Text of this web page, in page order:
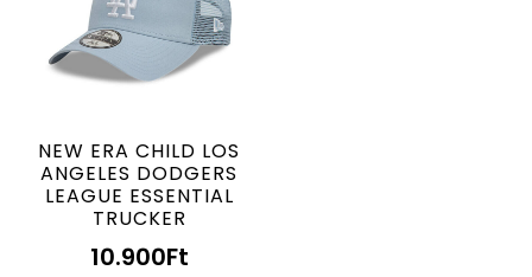
NEW ERA CHILD LOS
ANGELES DODGERS
LEAGUE ESSENTIAL
TRUCKER
10.900Ft